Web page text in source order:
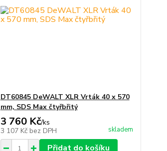
DT60845 DeWALT XLR Vrták 40 x 570
mm, SDS Max čtyřbřitý
3 760 Kč/ks
3 107 Kč bez DPH skladem
Přidat do košíku